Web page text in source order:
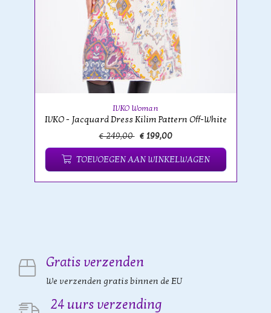
IVKO Woman
IVKO - Jacquard Dress Kilim Pattern Off-White
€ 249,00 € 199,00
TOEVOEGEN AAN WINKELWAGEN
Gratis verzenden
We verzenden gratis binnen de EU
24 uurs verzending